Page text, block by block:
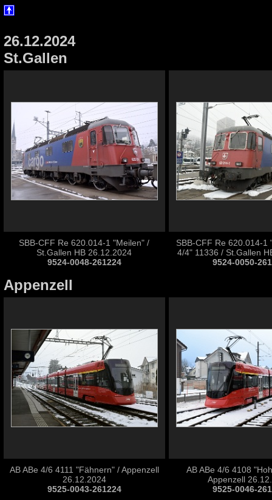
26.12.2024
St.Gallen
SBB-CFF Re 620.014-1 "Meilen" /
St.Gallen HB 26.12.2024
9524-0048-261224
SBB-CFF Re 620.014-1
4/4" 11336 / St.Gallen
9524-0050-
Appenzell
AB ABe 4/6 4111 "Fähnern" / Appenzell
26.12.2024
9525-0043-261224
AB ABe 4/6 4108
Appenzell
9525-0046-